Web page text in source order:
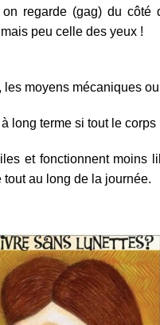
regarde (gag) du côté
peu celle des yeux !
les moyens mécaniques
à long terme si tout le
et fonctionnent moins
tout au long de la journée.